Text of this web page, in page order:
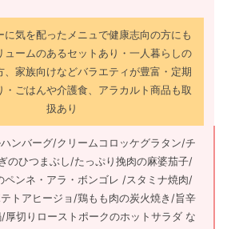
に気を配ったメニュで健康志向の方にも
ュームのあるセットあり・一人暮らしの
、家族向けなどバラエティが豊富・定期
・ごはんや介護食、アラカルト商品も取
扱あり
ンバーグ/クリームコロッケグラタン/チ
のひつまぶし/たっぷり挽肉の麻婆茄子/
ペンネ・アラ・ボンゴレ /スタミナ焼肉/
トアヒージョ/鶏もも肉の炭火焼き/旨辛
厚切りローストポークのホットサラダ な